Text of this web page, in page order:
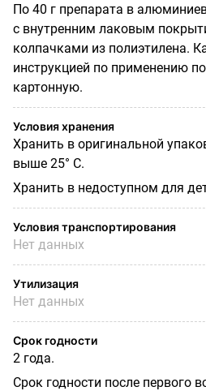
По 40 г препарата в
с внутренним лаковым
колпачками из полиэтилена.
инструкцией по применению
картонную.
Условия хранения
Хранить в оригинальной
выше 25° С.
Хранить в недоступном для
Условия транспортирования
Нет данных
Утилизация
Нет данных
Срок годности
2 года.
Срок годности после первого